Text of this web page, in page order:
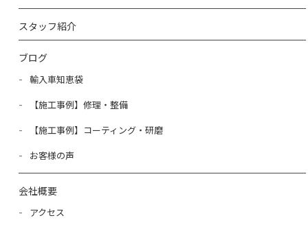
スタッフ紹介
ブログ
輸入車知恵袋
【施工事例】修理・整備
【施工事例】コーティング・研磨
お客様の声
会社概要
アクセス